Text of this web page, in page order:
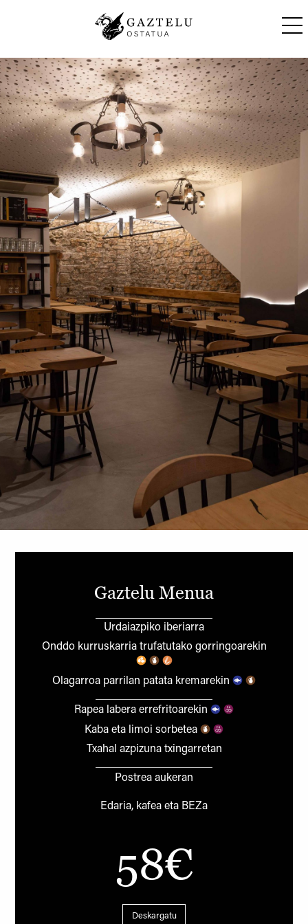
Gaztelu Menua
Urdaiazpiko iberiarra
Onddo kurruskarria trufatutako gorringoarekin
Olagarroa parrilan patata kremarekin
Rapea labera errefritoarekin
Kaba eta limoi sorbetea
Txahal azpizuna txingarretan
Postrea aukeran
Edaria, kafea eta BEZa
58